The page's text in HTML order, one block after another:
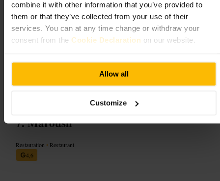
combine it with other information that you’ve provided to
them or that they’ve collected from your use of their
services. You can at any time change or withdraw your
consent from the Cookie Declaration on our website.
Allow all
Customize
Réservez si vous venez en groupe, la salle peut être privatisée pour des
réunions et fêtes. Pour un grand groupe, précommander les plats
facilite le service. Demandez au personnel des recommandations de
bière ou du plat du jour. Préparez-vous à une ambiance chaleureuse et
sans formalisme.
&y_source=1_MTIyMzcwMzktNzE1LWxvY2F0aW9uLndlYnNpd
Maroush
Restauration • Restaurant
4,6